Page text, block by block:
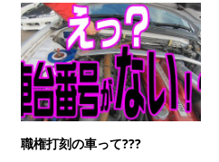
職権打刻の車って???